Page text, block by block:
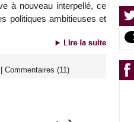
à nouveau interpellé, ce
politiques ambitieuses et
Commentaires (11)